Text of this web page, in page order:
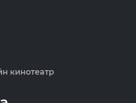
кинотеатр